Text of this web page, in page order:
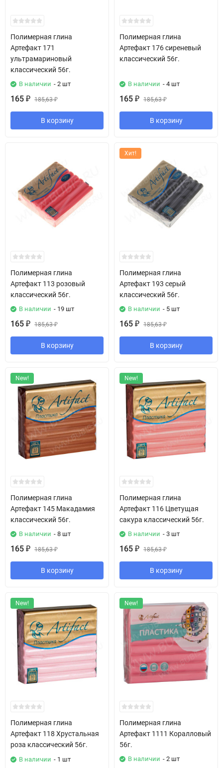
Полимерная глина
Артефакт 171
ультрамариновый
классический 56г.
В наличии - 2 шт
165 ₽ 185,63₽
В корзину
Полимерная глина
Артефакт 176 сиреневый
классический 56г.
В наличии - 4 шт
165 ₽ 185,63₽
В корзину
Полимерная глина
Артефакт 113 розовый
классический 56г.
В наличии - 19 шт
165 ₽ 185,63₽
В корзину
Хит!
Полимерная глина
Артефакт 193 серый
классический 56г.
В наличии - 5 шт
165 ₽ 185,63₽
В корзину
New!
Полимерная глина
Артефакт 145 Макадамия
классический 56г.
В наличии - 8 шт
165 ₽ 185,63₽
В корзину
New!
Полимерная глина
Артефакт 116 Цветущая
сакура классический 56г.
В наличии - 3 шт
165 ₽ 185,63₽
В корзину
New!
Полимерная глина
Артефакт 118 Хрустальная
роза классический 56г.
В наличии - 1 шт
New!
Полимерная глина
Артефакт 1111 Коралловый
56г.
В наличии - 2 шт